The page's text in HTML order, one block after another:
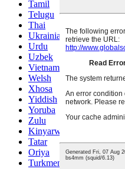
Tamil
Telugu
Thai
Ukrainian
Urdu
Uzbek
Vietnamese
Welsh
Xhosa
Yiddish
Yoruba
Zulu
Kinyarwanda
Tatar
Oriya
Turkmen